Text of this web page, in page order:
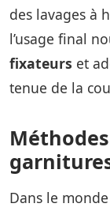
des lavages à
l’usage final
fixateurs et
tenue de la
Dans le